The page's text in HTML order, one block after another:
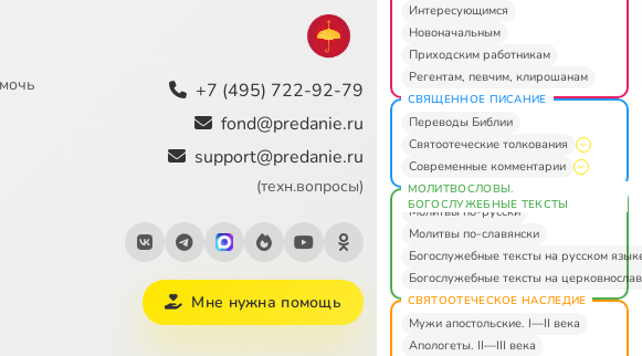
+7 (495) 722-92-79
fond@predanie.ru
support@predanie.ru
(техн.вопросы)
Мне нужна помощь
Интересующимся
Новоначальным
Приходским работникам
Регентам, певчим, клирошанам
СВЯЩЕННОЕ ПИСАНИЕ
Переводы Библии
Святоотеческие толкования
Современные комментарии
МОЛИТВОСЛОВЫ.
БОГОСЛУЖЕБНЫЕ ТЕКСТЫ
Молитвы по-русски
Молитвы по-славянски
Богослужебные тексты на русском
Богослужебные тексты на
СВЯТООТЕЧЕСКОЕ НАСЛЕДИЕ
Мужи апостольские. I—II века
Апологеты. II—III века